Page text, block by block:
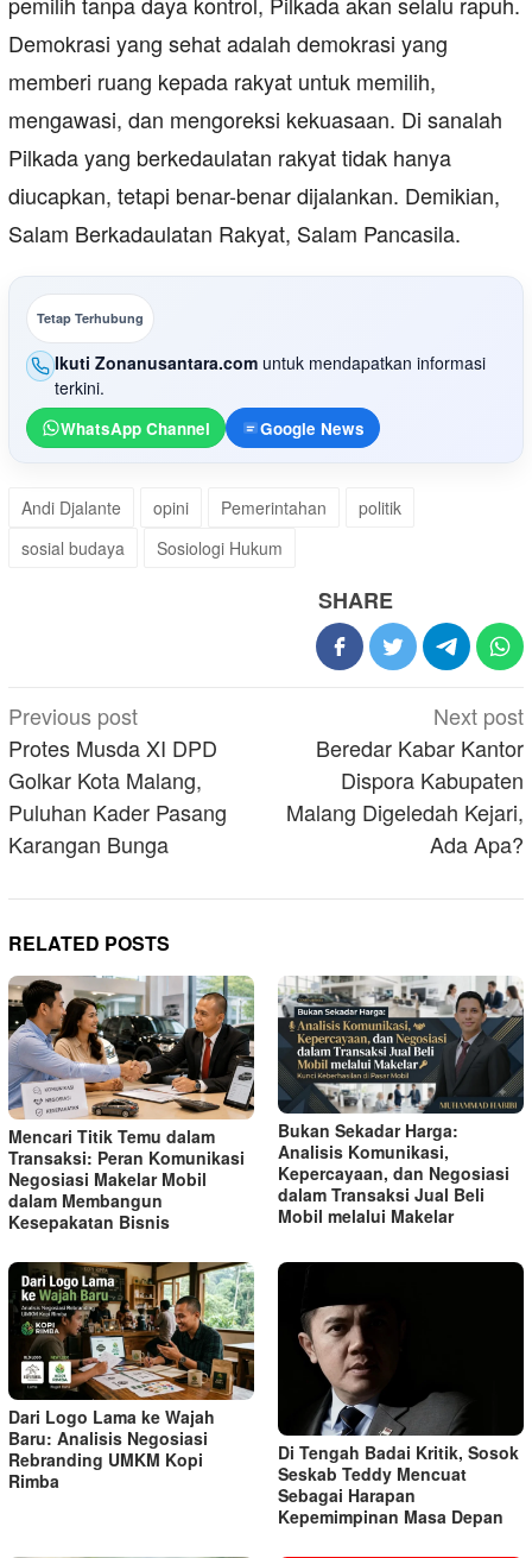
Demokrasi yang sehat adalah demokrasi yang
memberi ruang kepada rakyat untuk memilih,
mengawasi, dan mengoreksi kekuasaan. Di sanalah
Pilkada yang berkedaulatan rakyat tidak hanya
diucapkan, tetapi benar-benar dijalankan. Demikian,
Salam Berkadaulatan Rakyat, Salam Pancasila.
Tetap Terhubung
Ikuti Zonanusantara.com untuk mendapatkan informasi
terkini.
WhatsApp Channel Google News
Andi Djalante opini Pemerintahan
politik
sosial budaya
Sosiologi Hukum
SHARE
Post
navigation
Previous post
Protes Musda XI DPD
Golkar Kota Malang,
Puluhan Kader Pasang
Karangan Bunga
Next post
Beredar Kabar Kantor
Dispora Kabupaten
Malang Digeledah Kejari,
Ada Apa?
RELATED POSTS
Mencari Titik Temu dalam
Transaksi: Peran Komunikasi
Negosiasi Makelar Mobil
dalam Membangun
Kesepakatan Bisnis
Bukan Sekadar Harga:
Analisis Komunikasi,
Kepercayaan, dan Negosiasi
dalam Transaksi Jual Beli
Mobil melalui Makelar
Dari Logo Lama ke Wajah
Baru: Analisis Negosiasi
Rebranding UMKM Kopi
Rimba
Di Tengah Badai Kritik, Sosok
Seskab Teddy Mencuat
Sebagai Harapan
Kepemimpinan Masa Depan